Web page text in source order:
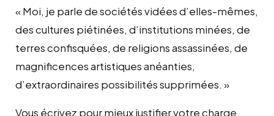
« Moi, je parle de sociétés vidées d’elles-mêmes,
des cultures piétinées, d’institutions minées, de
terres confisquées, de religions assassinées, de
magnificences artistiques anéanties,
d’extraordinaires possibilités supprimées. »
Vous écrivez pour mieux justifier votre charge